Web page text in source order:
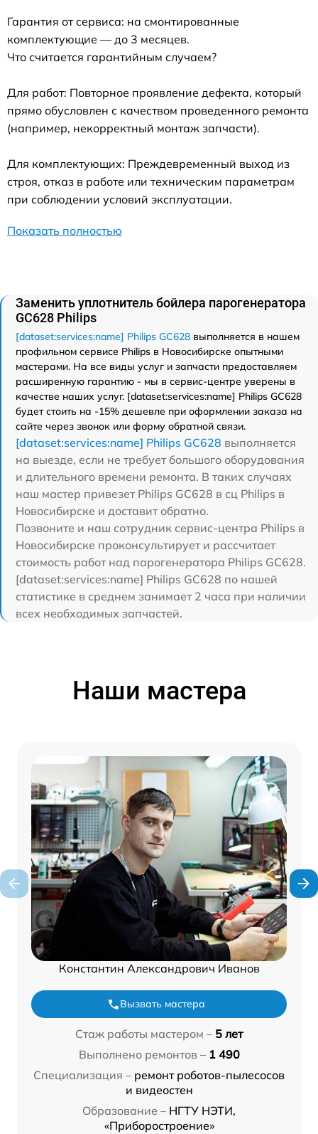
Гарантия от сервиса: на смонтированные
комплектующие — до 3 месяцев.
Что считается гарантийным случаем?
Для работ: Повторное проявление дефекта, который
прямо обусловлен с качеством проведенного ремонта
(например, некорректный монтаж запчасти).
Для комплектующих: Преждевременный выход из
строя, отказ в работе или техническим параметрам
при соблюдении условий эксплуатации.
Показать полностью
Заменить уплотнитель бойлера парогенератора
GC628 Philips
[dataset:services:name] Philips GC628 выполняется в нашем
профильном сервисе Philips в Новосибирске опытными
мастерами. На все виды услуг и запчасти предоставляем
расширенную гарантию - мы в сервис-центре уверены в
качестве наших услуг. [dataset:services:name] Philips GC628
будет стоить на -15% дешевле при оформлении заказа на
сайте через звонок или форму обратной связи.
[dataset:services:name] Philips GC628 выполняется
на выезде, если не требует большого оборудования
и длительного времени ремонта. В таких случаях
наш мастер привезет Philips GC628 в сц Philips в
Новосибирске и доставит обратно.
Позвоните и наш сотрудник сервис-центра Philips в
Новосибирске проконсультирует и рассчитает
стоимость работ над парогенератора Philips GC628.
[dataset:services:name] Philips GC628 по нашей
статистике в среднем занимает 2 часа при наличии
всех необходимых запчастей.
Наши мастера
Константин Александрович Иванов
Вызвать мастера
Стаж работы мастером – 5 лет
Выполнено ремонтов – 1 490
Специализация – ремонт роботов-пылесосов
и видеостен
Образование – НГТУ НЭТИ,
«Приборостроение»